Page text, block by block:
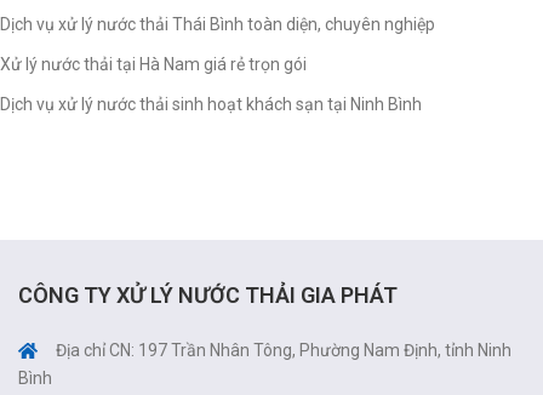
Dịch vụ xử lý nước thải Thái Bình toàn diện, chuyên nghiệp
Xử lý nước thải tại Hà Nam giá rẻ trọn gói
Dịch vụ xử lý nước thải sinh hoạt khách sạn tại Ninh Bình
CÔNG TY XỬ LÝ NƯỚC THẢI GIA PHÁT
Địa chỉ CN: 197 Trần Nhân Tông, Phường Nam Định, tỉnh Ninh
Bình